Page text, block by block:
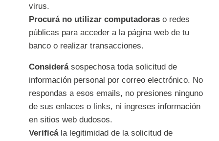
virus.
Procurá no utilizar computadoras o redes
públicas para acceder a la página web de tu
banco o realizar transacciones.
Considerá sospechosa toda solicitud de
información personal por correo electrónico. No
respondas a esos emails, no presiones ninguno
de sus enlaces o links, ni ingreses información
en sitios web dudosos.
Verificá la legitimidad de la solicitud de